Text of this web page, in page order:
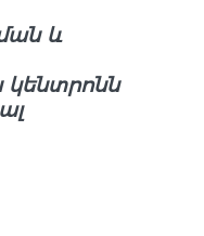
և
կենտրոնն